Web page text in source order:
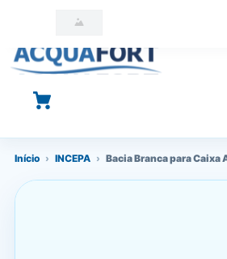
O que você está procurando?
Início › INCEPA › Bacia Branca para Caixa